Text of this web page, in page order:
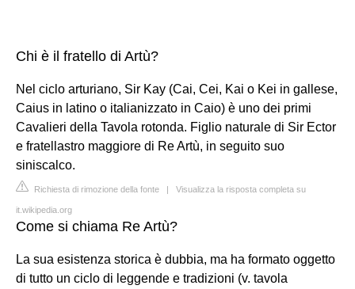
Chi è il fratello di Artù?
Nel ciclo arturiano, Sir Kay (Cai, Cei, Kai o Kei in gallese,
Caius in latino o italianizzato in Caio) è uno dei primi
Cavalieri della Tavola rotonda. Figlio naturale di Sir Ector
e fratellastro maggiore di Re Artù, in seguito suo
siniscalco.
Richiesta di rimozione della fonte | Visualizza la risposta completa su
it.wikipedia.org
Come si chiama Re Artù?
La sua esistenza storica è dubbia, ma ha formato oggetto
di tutto un ciclo di leggende e tradizioni (v. tavola